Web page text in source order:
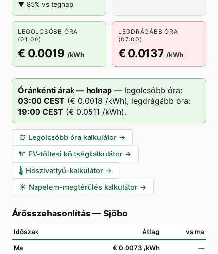
▼ 85% vs tegnap
LEGOLCSÓBB ÓRA
(01:00)
€ 0.0019 /kWh
LEGDRÁGÁBB ÓRA
(07:00)
€ 0.0137 /kWh
Óránkénti árak — holnap — legolcsóbb óra:
03:00 CEST (€ 0.0018 /kWh), legdrágább óra:
19:00 CEST (€ 0.0511 /kWh).
⏰ Legolcsóbb óra kalkulátor →
🔌 EV-töltési költségkalkulátor →
🌡️ Hőszivattyú-kalkulátor →
☀️ Napelem-megtérülés kalkulátor →
Árösszehasonlítás—Sjöbo
Időszak Átlag vs ma
Ma € 0.0073 /kWh
—